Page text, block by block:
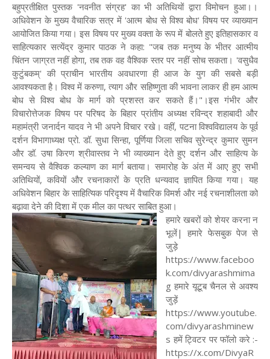
बहुप्रतीक्षित पुस्तक 'नवनीत संग्रह' का भी अतिथियों द्वारा विमोचन हुआ।।
अधिवेशन के मुख्य वैचारिक सत्र में 'आत्म बोध से विश्व बोध' विषय पर व्याख्यान
आयोजित किया गया। इस विषय पर मुख्य वक्ता के रूप में बोलते हुए इतिहासकार व
साहित्यकार सत्येंद्र कुमार पाठक ने कहा: "जब तक मनुष्य के भीतर आत्मीय
चिंतन जाग्रत नहीं होगा, तब तक वह वैश्विक स्तर पर नहीं सोच सकता। 'वसुधैव
कुटुंबकम्' की प्राचीन भारतीय अवधारणा ही आज के युग की सबसे बड़ी
आवश्यकता है। विश्व में करुणा, त्याग और सहिष्णुता की भावना लाकर ही हम आत्म
बोध से विश्व बोध के मार्ग को प्रशस्त कर सकते हैं।"।इस गंभीर और
विचारोत्तेजक विषय पर परिषद के बिहार प्रांतीय अध्यक्ष रविन्द्र शहाबादी और
महामंत्री जनार्दन यादव ने भी अपने विचार रखे। वहीं, पटना विश्वविद्यालय के पूर्व
दर्शन विभागाध्यक्ष प्रो. डॉ. सुधा सिन्हा, पूर्णिया जिला सचिव सुरेन्द्र कुमार सुमन
और डॉ. उषा किरण श्रीवास्तव ने भी व्याख्यान देते हुए दर्शन और साहित्य के
समन्वय से वैश्विक कल्याण का मार्ग बताया। समारोह के अंत में आए हुए सभी
अतिथियों, कवियों और रचनाकारों के प्रति धन्यवाद ज्ञापित किया गया। यह
अधिवेशन बिहार के साहित्यिक परिदृश्य में वैचारिक विमर्श और नई रचनाशीलता को
बढ़ावा देने की दिशा में एक मील का पत्थर साबित हुआ।
हमारे खबरों को शेयर करना न
भूलें| हमारे फेसबुक पेज से
जुड़े
https://www.faceboo
k.com/divyarashmima
g हमारे यूटूब चैनल से अवश्य
जुड़ें
https://www.youtube.
com/divyarashminew
s हमें ट्विटर पर फॉलो करे :-
https://x.com/DivyaR